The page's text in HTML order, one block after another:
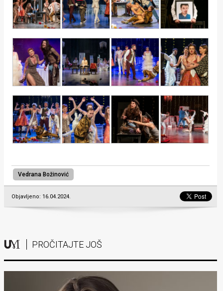
Vedrana Božinović
Objavljeno: 16.04.2024.
PROČITAJTE JOŠ